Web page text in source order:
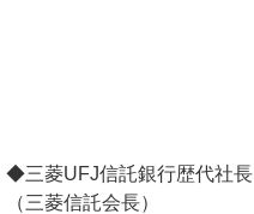
◆三菱UFJ信託銀行歴代社長
（三菱信託会長）